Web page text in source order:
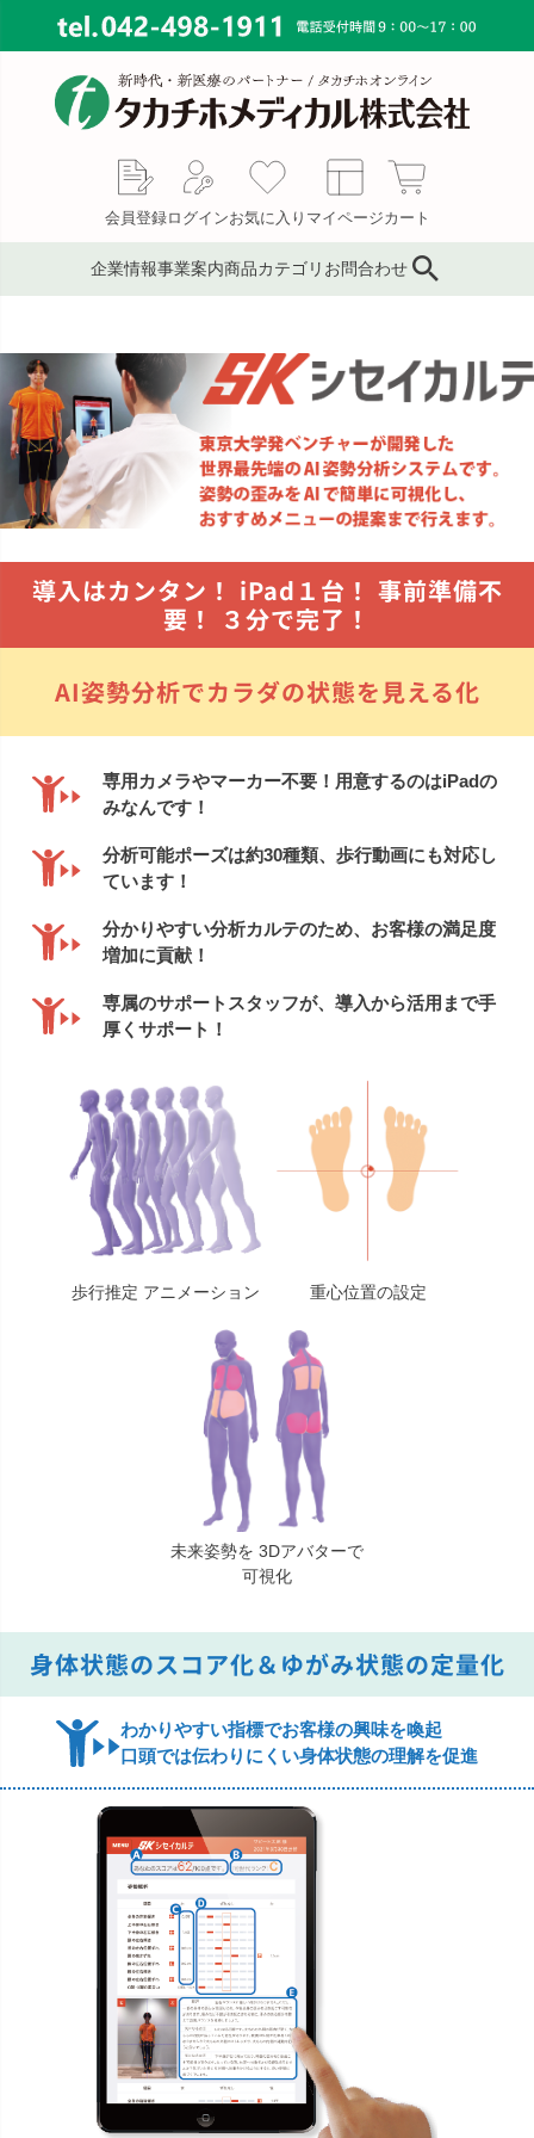
会員登録ログインお気に入り マイページカート
企業情報
MAP
代表あいさつ
採用情報
事業案内
コンサルティング
メディカルインテリア
商品カテゴリ
ピンセット／ハサミ・ギ
ブス剪刀
もぐさ・温灸用品／電子
温灸器
サージカルテープ テーピングテープ
サポーター
キャスト材・スプリント
材
包帯 消毒用品
支持・固定用品
検査器具
吸角療法器 マッサージ用品
冷・温感パップ用品／軟
物理療法
マッサージ器 カイロプラクティック
テーブル・ベッド
多目的マクラ・マット カバー／シーツ／タオル
ディスポーザブルカバー スリッパ・シューズ
ワゴン／ダストボックス ユニフォーム／白衣
杖／車いす／歩行器
ホームケア・ヘルスケア
マットレス／枕／クッシ
エアクリーナー／スリッ
パクリーナー
お問合わせ
導入はカンタン！ iPad１台！ 事前準備不
要！ ３分で完了！
AI姿勢分析でカラダの状態を見える化
専用カメラやマーカー不要！用意するのはiPadの
みなんです！
分析可能ポーズは約30種類、歩行動画にも対応し
ています！
分かりやすい分析カルテのため、お客様の満足度
増加に貢献！
専属のサポートスタッフが、導入から活用まで手
厚くサポート！
歩行推定 アニメーション 重心位置の設定
未来姿勢を 3Dアバターで
可視化
身体状態のスコア化＆ゆがみ状態の定量化
わかりやすい指標でお客様の興味を喚起
口頭では伝わりにくい身体状態の理解を促進